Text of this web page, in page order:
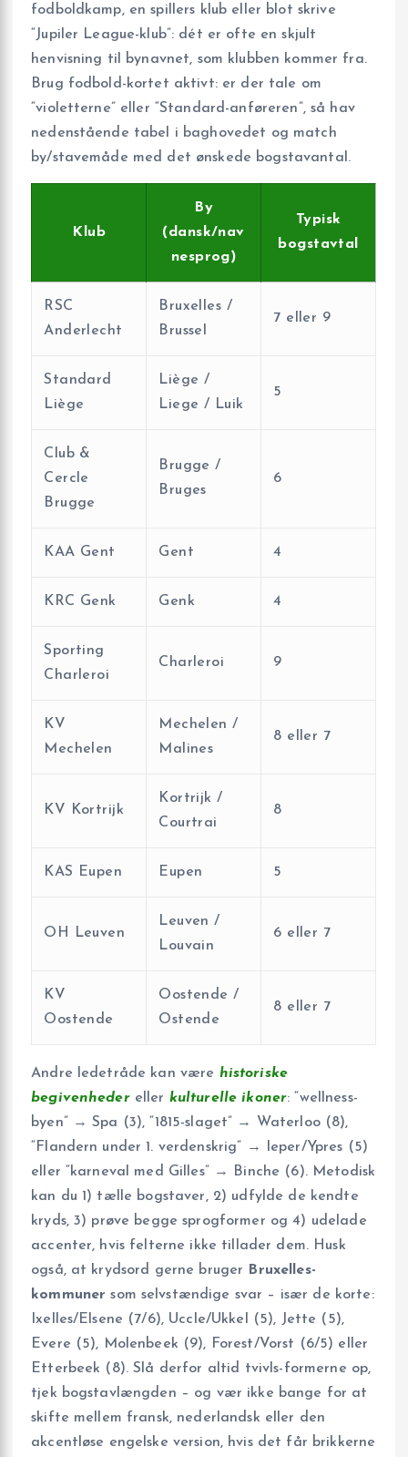
fodboldkamp, en spillers klub eller blot skrive
“Jupiler League-klub”: dét er ofte en skjult
henvisning til bynavnet, som klubben kommer fra.
Brug fodbold-kortet aktivt: er der tale om
“violetterne” eller “Standard-anføreren”, så hav
nedenstående tabel i baghovedet og match
by/stavemåde med det ønskede bogstavantal.
Klub
By
(dansk/nav
nesprog)
Typisk
bogstavtal
RSC
Anderlecht
Bruxelles /
Brussel
7 eller 9
Standard
Liège
Liège /
Liege / Luik
5
Club &
Cercle
Brugge
Brugge /
Bruges
6
KAA Gent Gent 4
KRC Genk Genk 4
Sporting
Charleroi
Charleroi 9
KV
Mechelen
Mechelen /
Malines
8 eller 7
KV Kortrijk
Kortrijk /
Courtrai
8
KAS Eupen Eupen 5
OH Leuven
Leuven /
Louvain
6 eller 7
KV
Oostende
Oostende /
Ostende
8 eller 7
Andre ledetråde kan være historiske
begivenhedereller kulturelle ikoner: “wellness-
byen” → Spa (3), “1815-slaget” → Waterloo (8),
“Flandern under 1. verdenskrig” → Ieper/Ypres (5)
eller “karneval med Gilles” → Binche (6). Metodisk
kan du 1) tælle bogstaver, 2) udfylde de kendte
kryds, 3) prøve begge sprogformer og 4) udelade
accenter, hvis felterne ikke tillader dem. Husk
også, at krydsord gerne bruger
Bruxelles-
kommuner som selvstændige svar – især de korte:
Ixelles/Elsene (7/6), Uccle/Ukkel (5), Jette (5),
Evere (5), Molenbeek (9), Forest/Vorst (6/5) eller
Etterbeek (8). Slå derfor altid tvivls-formerne op,
tjek bogstavlængden – og vær ikke bange for at
skifte mellem fransk, nederlandsk eller den
akcentløse engelske version, hvis det får brikkerne